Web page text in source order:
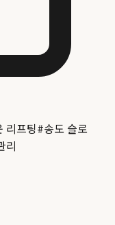
리프팅#송도 슬로
리